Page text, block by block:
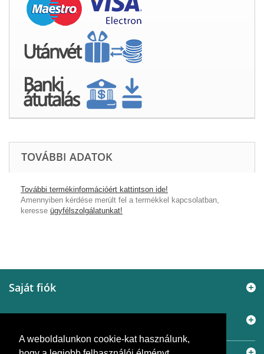
A weboldalunkon cookie-kat használunk,
TOVÁBBI ADATOK
További termékinformációért kattintson ide!
Amennyiben kérdése merült fel a termékkel kapcsolatban,
keresse ügyfélszolgálatunkat!
Saját fiók